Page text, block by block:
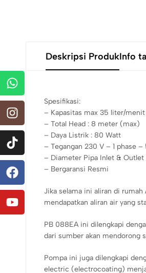
Deskripsi ProdukInfo
Spesifikasi:
– Kapasitas max 35 liter/menit
– Total Head : 8 meter (max)
– Daya Listrik : 80 Watt
– Tegangan 230 V – 1 phase –
– Diameter Pipa Inlet & Outlet
– Bergaransi Resmi
Jika selama ini aliran di
mendapatkan aliran air yang
PB 088EA ini dilengkapi
dari sumber akan mendorong
Pompa ini juga dilengkapi
electric (electrocoating)